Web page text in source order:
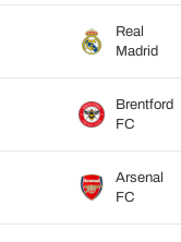
Real
Madrid
Brentford
FC
Arsenal
FC